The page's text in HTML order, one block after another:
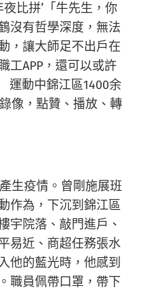
比拼’「牛先生，你
沒有哲學深度，無法
，讓大師足不出戶在
工APP，還可以或許
運動中錦江區1400余
像，點贊、播放、轉
疫情。曾剛施展班
作為，下沉到錦江區
宇院落、敲門進戶、
易近、商超任務張水
他的藍光時，他感到
職員佩帶口罩，帶下